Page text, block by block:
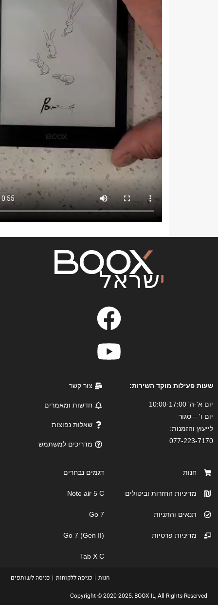
שעות פעילות מוקד השירות:
יום א'-ה' 10:00-17:00
יום ו' – סגור
לייעוץ והזמנות:
077-223-7170
צור קשר
חדשות ומאמרים
שאלות נפוצות
מדריכים למשתמש
חנות
מדיניות החזרות וביטולים
תנאים והתניות
מדיניות פרטיות
דגמים נבחרים
Note air 5 C
Go 7
Go 7 (Gen II)
Tab X C
חנות כניסה ללקוחות כניסה לשותפים
Copyright © 2020-2025, BOOX IL, All Rights Reserved